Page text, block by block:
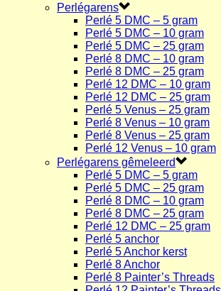
Perlégarens
Perlé 5 DMC – 5 gram
Perlé 5 DMC – 10 gram
Perlé 5 DMC – 25 gram
Perlé 8 DMC – 10 gram
Perlé 8 DMC – 25 gram
Perlé 12 DMC – 10 gram
Perlé 12 DMC – 25 gram
Perlé 5 Venus – 25 gram
Perlé 8 Venus – 10 gram
Perlé 8 Venus – 25 gram
Perlé 12 Venus – 10 gram
Perlégarens gêmeleerd
Perlé 5 DMC – 5 gram
Perlé 5 DMC – 25 gram
Perlé 8 DMC – 10 gram
Perlé 8 DMC – 25 gram
Perlé 12 DMC – 25 gram
Perlé 5 anchor
Perlé 5 Anchor kerst
Perlé 8 Anchor
Perlé 8 Painter’s Threads